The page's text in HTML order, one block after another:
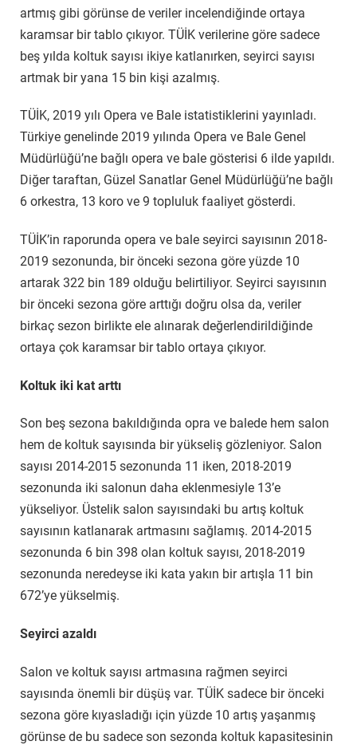
artmış gibi görünse de veriler incelendiğinde ortaya
karamsar bir tablo çıkıyor. TÜİK verilerine göre sadece
beş yılda koltuk sayısı ikiye katlanırken, seyirci sayısı
artmak bir yana 15 bin kişi azalmış.
TÜİK, 2019 yılı Opera ve Bale istatistiklerini yayınladı.
Türkiye genelinde 2019 yılında Opera ve Bale Genel
Müdürlüğü’ne bağlı opera ve bale gösterisi 6 ilde yapıldı.
Diğer taraftan, Güzel Sanatlar Genel Müdürlüğü’ne bağlı
6 orkestra, 13 koro ve 9 topluluk faaliyet gösterdi.
TÜİK’in raporunda opera ve bale seyirci sayısının 2018-
2019 sezonunda, bir önceki sezona göre yüzde 10
artarak 322 bin 189 olduğu belirtiliyor. Seyirci sayısının
bir önceki sezona göre arttığı doğru olsa da, veriler
birkaç sezon birlikte ele alınarak değerlendirildiğinde
ortaya çok karamsar bir tablo ortaya çıkıyor.
Koltuk iki kat arttı
Son beş sezona bakıldığında opra ve balede hem salon
hem de koltuk sayısında bir yükseliş gözleniyor. Salon
sayısı 2014-2015 sezonunda 11 iken, 2018-2019
sezonunda iki salonun daha eklenmesiyle 13’e
yükseliyor. Üstelik salon sayısındaki bu artış koltuk
sayısının katlanarak artmasını sağlamış. 2014-2015
sezonunda 6 bin 398 olan koltuk sayısı, 2018-2019
sezonunda neredeyse iki kata yakın bir artışla 11 bin
672’ye yükselmiş.
Seyirci azaldı
Salon ve koltuk sayısı artmasına rağmen seyirci
sayısında önemli bir düşüş var. TÜİK sadece bir önceki
sezona göre kıyasladığı için yüzde 10 artış yaşanmış
görünse de bu sadece son sezonda koltuk kapasitesinin